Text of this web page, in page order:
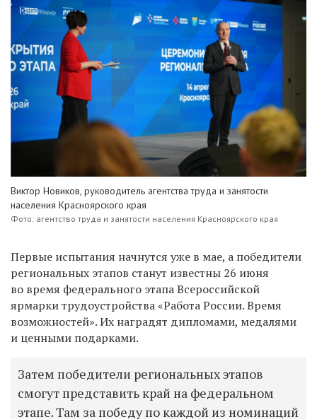
Виктор Новиков, руководитель агентства труда и занятости
населения Красноярского края
Фото: агентство труда и занятости населения Красноярского края
Первые испытания начнутся уже в мае, а победители
региональных этапов станут известны 26 июня
во время федерального этапа Всероссийской
ярмарки трудоустройства «Работа России. Время
возможностей». Их наградят дипломами, медалями
и ценными подарками.
Затем победители региональных этапов
смогут представить край на федеральном
этапе. Там за победу по каждой из номинаций